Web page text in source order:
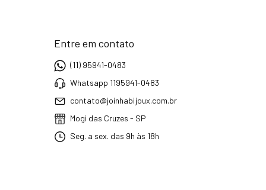
Entre em contato
(11) 95941-0483
Whatsapp 1195941-0483
contato@joinhabijoux.com.br
Mogi das Cruzes - SP
Seg. a sex. das 9h às 18h